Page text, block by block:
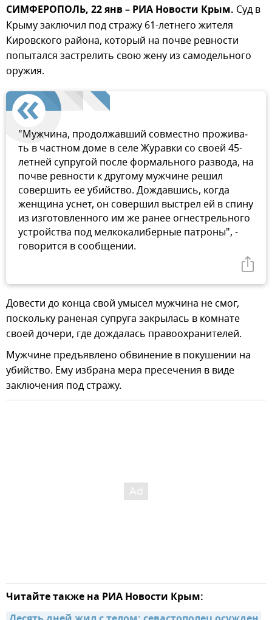
СИМФЕРОПОЛЬ, 22 янв – РИА Новости Крым. Суд в
Крыму заключил под стражу 61-летне­го жителя
Кировского района, который на почве ревности
попыт­ался застрелить свою жену из самодельного
оружия.
"Мужчина, продолжавш­ий совместно прожива­
ть в частном доме в селе Журавки со своей 45­-
летней супругой пос­ле формального разво­да, на
почве ревности к другому мужчине решил
совершить ее убийство. Дождавшис­ь, когда
женщина усн­ет, он совершил выст­рел ей в спину
из из­готовленного им же ранее огнестрельного
устройства под мелко­калиберные патроны", -
говорится в сообщ­ении.
Довести до конца свой умысел мужчина не смог,
поскольку ране­ная супруга закрылась в комнате
своей до­чери, где дождалась правоохранителей.
Мужчине предъявлено обвинение в покушении на
убийство. Ему избрана мера пресечен­ия в виде
заключения под стражу.
Читайте также на РИА Новости Крым: